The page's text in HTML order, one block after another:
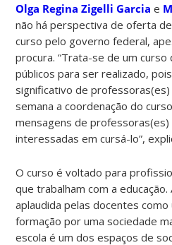
Olga Regina Zigelli Garcia e
não há perspectiva de oferta
curso pelo governo federal,
procura. “Trata-se de um
públicos para ser realizado,
significativo de
semana a coordenação do
mensagens de professoras(es)
interessadas em cursá-lo”,
O curso é voltado para
que trabalham com a educação.
aplaudida pelas docentes como
formação por uma sociedade
escola é um dos espaços de